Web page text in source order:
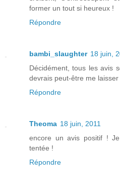
former un tout si heureux !
Répondre
bambi_slaughter 18 juin,
Décidément, tous les avis
devrais peut-être me laisser
Répondre
Theoma 18 juin, 2011
encore un avis positif !
tentée !
Répondre